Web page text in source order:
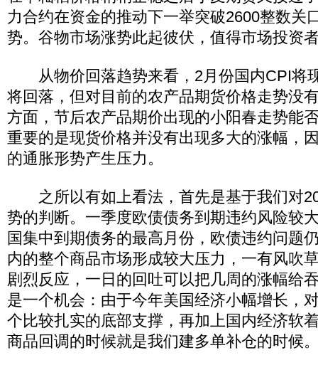
力合约在资金的推动下一举突破2600整数关
势。谷物市场涨势此起彼伏，值得市场投资
从物价回落趋势来看，2月份国内CPI将
将回落，但对目前的农产品期货价格走势没
方面，节后农产品期价出现的小阳春走势能
重要的是现货价格并没有出现多大的涨幅，
的通胀形势产生压力。
之所以有如上看法，首先是基于我们对
势的判断。一季度欧债债务到期违约风险较
国集中到期债务的最高月份，欧债违约问题
内的整个商品市场形成较大压力，一有风吹
剧烈反应，一日的回吐可以把几周的涨幅给
是一个机会：由于今年美国经济小幅增长，
个比较扎实的底部支撑，再加上国内经济软
商品回调的时候就是我们建多单补仓的时候